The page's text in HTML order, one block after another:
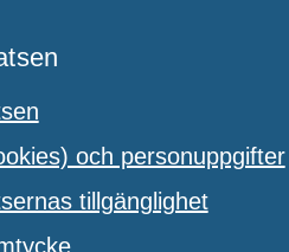
och personuppgifter
tillgänglighet